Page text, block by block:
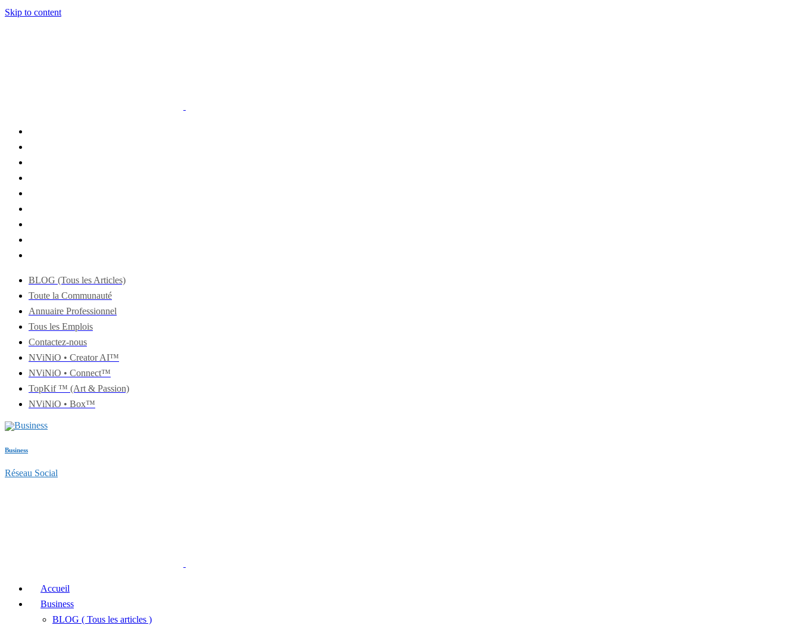
Skip to content
BLOG (Tous les Articles)
Toute la Communauté
Annuaire Professionnel
Tous les Emplois
Contactez-nous
NViNiO • Creator AI™
NViNiO • Connect™
TopKif ™ (Art & Passion)
NViNiO • Box™
Business
Réseau Social
Accueil
Business
BLOG ( Tous les articles )